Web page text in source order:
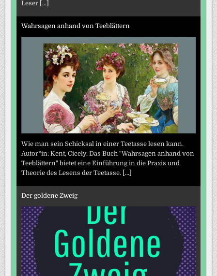
Leser [...]
Wahrsagen anhand von Teeblättern
Wie man sein Schicksal in einer Teetasse lesen kann.
Autor*in: Kent, Cicely. Das Buch "Wahrsagen anhand von
Teeblättern" bietet eine Einführung in die Praxis und
Theorie des Lesens der Teetasse. [...]
Der goldene Zweig